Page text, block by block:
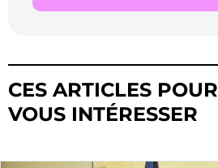
CES ARTICLES
VOUS INTÉRESSER